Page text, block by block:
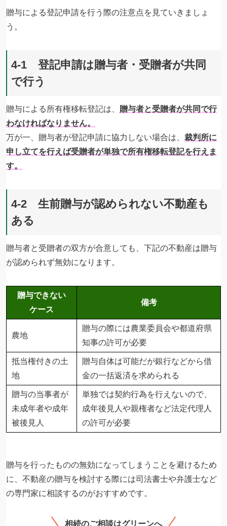
贈与による登記申請を行う際の注意点を見ていきましょ
う。
4-1 登記申請は贈与者・受贈者が共同
で行う
贈与による所有権移転登記は、 贈与者と受贈者が共同で行
わなければなりません。
万が一、贈与者が登記申請に協力しない場合は、 裁判所に
申し立てを行えば受贈者が単独で所有権移転登記を行えま
す。
4-2 生前贈与が認められない不動産も
ある
贈与者と受贈者の双方が合意しても、下記の不動産は贈与
が認められず無効になります。
贈与できない
ケース
備考
農地
贈与の際には農業委員会や都道府県
知事の許可が必要
抵当権付きの土
地
贈与自体は可能だが銀行などから借
金の一括返済を求められる
贈与の当事者が
未成年者や成年
被後見人
単独では契約行為を行えないので、
成年後見人や親権者など法定代理人
の許可が必要
贈与を行ったものの無効になってしまうことを避けるため
に、不動産の贈与を検討する際には司法書士や弁護士など
の専門家に相談するのがおすすめです。
相続のご相談はグリーンへ